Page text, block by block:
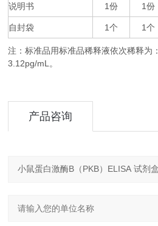
说明书 1份 1份
自封袋 1个 1个
注：标准品用标准品稀释液依次稀释为：
3.12pg/mL。
产品咨询